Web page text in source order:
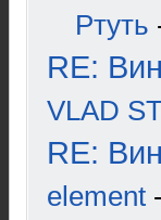
Ртуть
RE:
VLAD
RE:
element